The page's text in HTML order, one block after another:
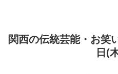
関西の伝統芸能・お笑
日(